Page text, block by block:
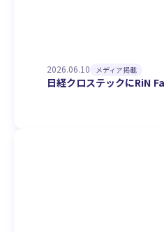
2026.06.10 メディア掲載
日経クロステックにRiN